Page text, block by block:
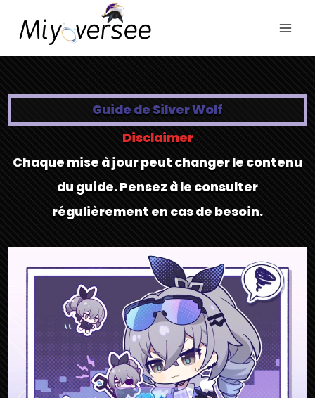
contenu
Guide de Silver Wolf
Disclaimer
Chaque mise à jour peut changer le contenu
du guide. Pensez à le consulter
régulièrement en cas de besoin.